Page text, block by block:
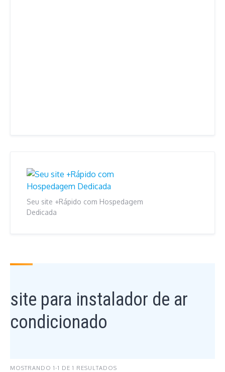
Seu site +Rápido com Hospedagem
Dedicada
site para instalador de ar
condicionado
MOSTRANDO 1-1 DE 1 RESULTADOS